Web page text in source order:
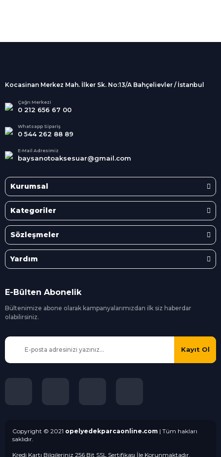
Alışveriş
kargolanmaktadır.
Tüm Kredi Kartlarına taksit
seçenekleri
Kocasinan Merkez Mah. İlker Sk. No:13/A Bahçelievler / İstanbul
Çağrı Merkezi
0 212 656 67 00
Whatsapp Sipariş
0 544 262 88 89
E-Mail Adresimiz
baysanotoaksesuar@gmail.com
Kurumsal
Kategoriler
Sözleşmeler
Yardım
E-Bülten Abonelik
Bültenimize abone olarak kampanyalarımızdan ilk siz haberdar
olabilirsiniz.
Kayıt Ol
Copyright © 2021 opelyedekparcaonline.com | Tüm hakları
saklıdır.
Kredi Kartı Bilgileriniz 256 Bit SSL Sertifikası İle Korunmaktadır.